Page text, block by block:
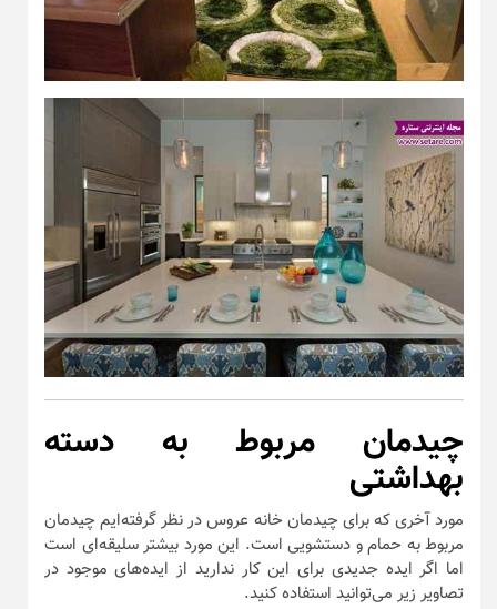
چیدمان مربوط به دسته
بهداشتی
مورد آخری که برای چیدمان خانه عروس در نظر گرفته‌ایم چیدمان
مربوط به حمام و دستشویی است. این مورد بیشتر سلیقه‌ای است
اما اگر ایده جدیدی برای این کار ندارید از ایده‌های موجود در
تصاویر زیر می‌توانید استفاده کنید.